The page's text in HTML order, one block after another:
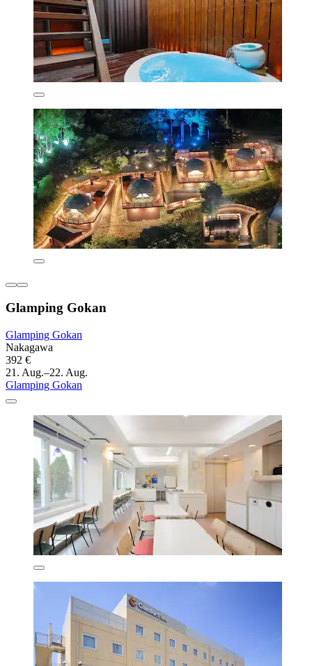
Glamping Gokan
Glamping Gokan
Nakagawa
392 €
21. Aug.–22. Aug.
Glamping Gokan